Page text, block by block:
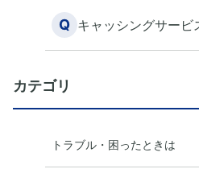
Q キャッシングサービ
カテゴリ
トラブル・困ったときは